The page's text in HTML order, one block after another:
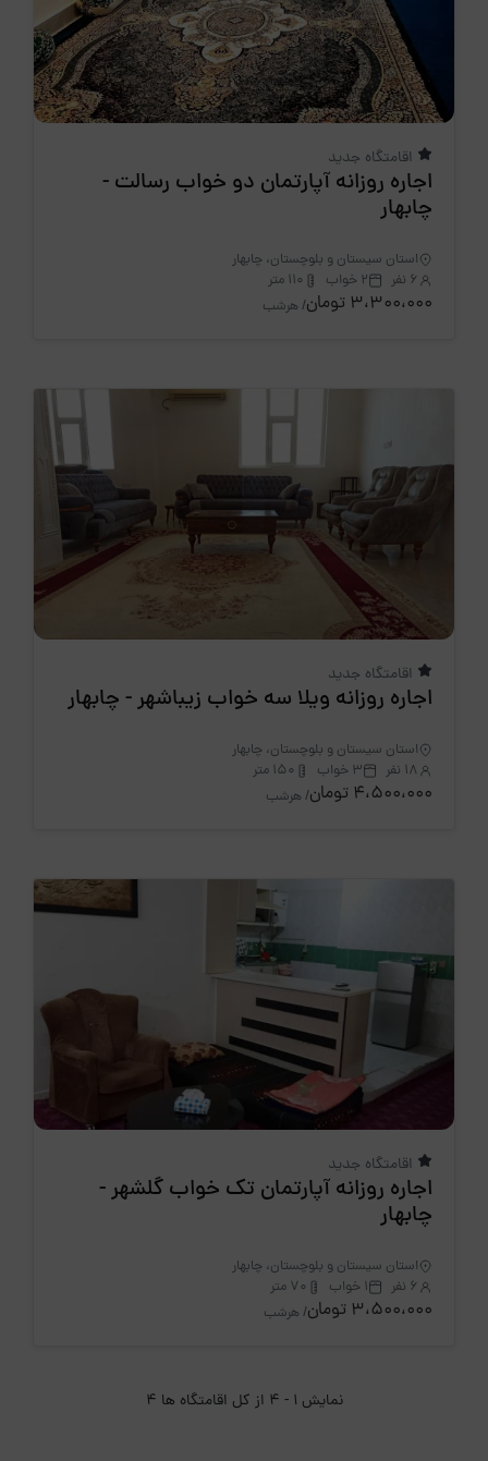
اقامتگاه جدید
اجاره روزانه آپارتمان دو خواب رسالت -
چابهار
استان سیستان و بلوچستان، چابهار
6 نفر
2 خواب 110 متر
3،300،000 تومان / هرشب
اقامتگاه جدید
اجاره روزانه ویلا سه خواب زیباشهر - چابهار
استان سیستان و بلوچستان، چابهار
18 نفر
3 خواب 150 متر
4،500،000 تومان / هرشب
اقامتگاه جدید
اجاره روزانه آپارتمان تک خواب گلشهر -
چابهار
استان سیستان و بلوچستان، چابهار
6 نفر
1 خواب 70 متر
3،500،000 تومان / هرشب
نمایش 1 - 4 از کل اقامتگاه ها 4